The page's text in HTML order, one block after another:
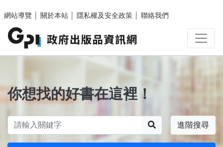
網站導覽
關於本站 隱私權及安全政策 聯絡我們
你想找的好書在這裡！
進階搜尋